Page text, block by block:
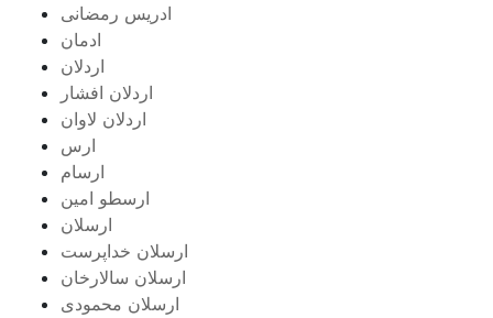
ادریس رمضانی
ادمان
اردلان
اردلان افشار
اردلان لاوان
ارس
ارسام
ارسطو امین
ارسلان
ارسلان خداپرست
ارسلان سالارخان
ارسلان محمودی